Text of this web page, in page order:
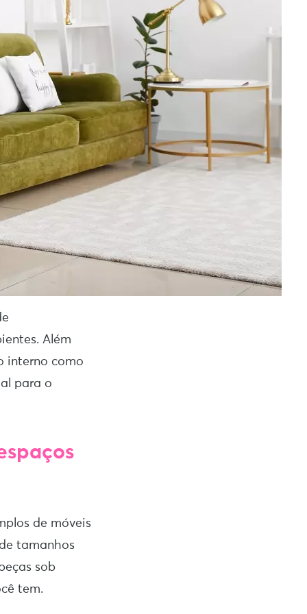
Além
interno como
para o
de móveis
tamanhos
sob
tem.